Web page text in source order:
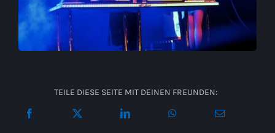
TEILE DIESE SEITE MIT DEINEN FREUNDEN: